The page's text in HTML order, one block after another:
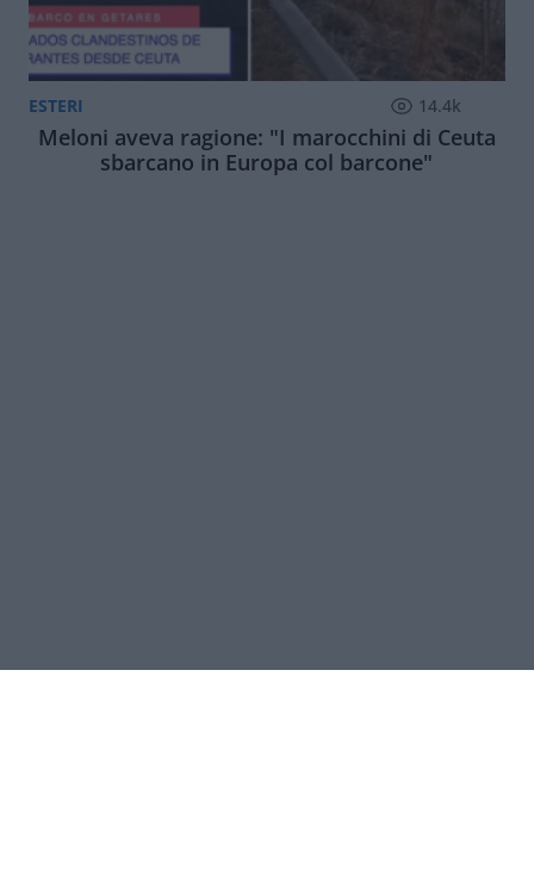
ESTERI 14.4k
Meloni aveva ragione: "I marocchini di Ceuta
sbarcano in Europa col barcone"